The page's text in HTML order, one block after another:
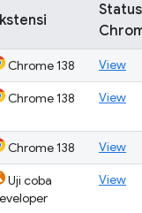
Status
Chrome 138 View
Chrome 138 View
Chrome 138 View
Uji coba
View